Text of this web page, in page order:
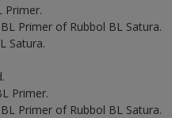
Primer.
Primer of Rubbol BL Satura.
Satura.
Primer.
Primer of Rubbol BL Satura.